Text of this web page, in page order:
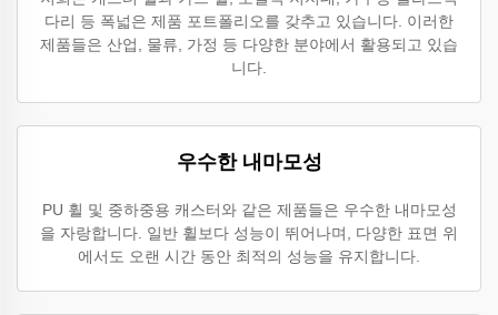
다리 등 폭넓은 제품 포트폴리오를 갖추고 있습니다. 이러한
제품들은 산업, 물류, 가정 등 다양한 분야에서 활용되고 있습
니다.
우수한 내마모성
PU 휠 및 중하중용 캐스터와 같은 제품들은 우수한 내마모성
을 자랑합니다. 일반 휠보다 성능이 뛰어나며, 다양한 표면 위
에서도 오랜 시간 동안 최적의 성능을 유지합니다.